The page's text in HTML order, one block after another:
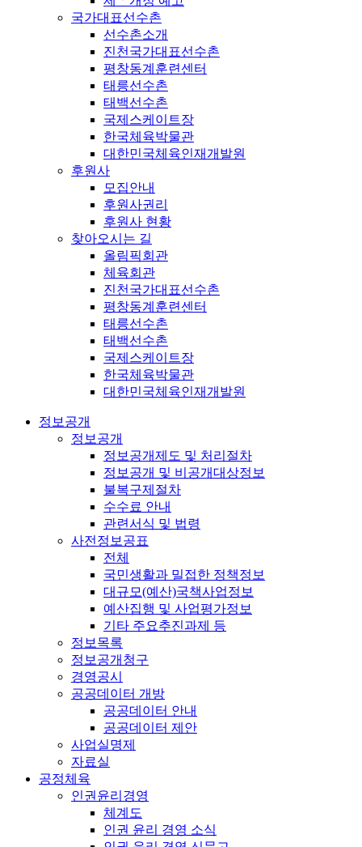
국가대표선수촌
선수촌소개
진천국가대표선수촌
평창동계훈련센터
태릉선수촌
태백선수촌
국제스케이트장
한국체육박물관
대한민국체육인재개발원
후원사
모집안내
후원사권리
후원사 현황
찾아오시는 길
올림픽회관
체육회관
진천국가대표선수촌
평창동계훈련센터
태릉선수촌
태백선수촌
국제스케이트장
한국체육박물관
대한민국체육인재개발원
정보공개
정보공개
정보공개제도 및 처리절차
정보공개 및 비공개대상정보
불복구제절차
수수료 안내
관련서식 및 법령
사전정보공표
전체
국민생활과 밀접한 정책정보
대규모(예산)국책사업정보
예산집행 및 사업평가정보
기타 주요추진과제 등
정보목록
정보공개청구
경영공시
공공데이터 개방
공공데이터 안내
공공데이터 제안
사업실명제
자료실
공정체육
인권윤리경영
체계도
인권 윤리 경영 소식